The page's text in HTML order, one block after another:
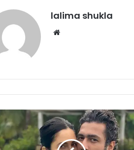
lalima shukla